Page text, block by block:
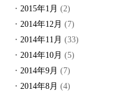
2015年1月 (2)
2014年12月 (7)
2014年11月 (33)
2014年10月 (5)
2014年9月 (7)
2014年8月 (4)